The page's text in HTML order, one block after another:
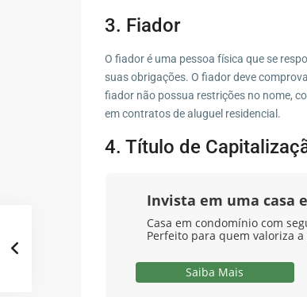
3. Fiador
O fiador é uma pessoa física que se
suas obrigações. O fiador deve
fiador não possua restrições no nome,
em contratos de aluguel residencial.
4. Título de
Invista em uma casa
Casa em condomínio com
Perfeito para quem valoriza
Saiba Mais